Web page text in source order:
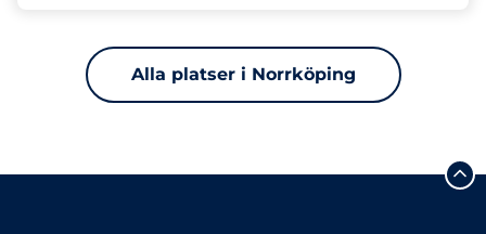
Alla platser i Norrköping